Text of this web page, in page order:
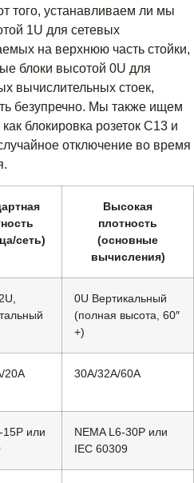
того, устанавливаем ли мы
1U для сетевых
на верхнюю часть стойки,
блоки высотой 0U для
вычислительных стоек,
безупречно. Мы также ищем
блокировка розеток C13 и
отключение во время
сеть)
Высокая
плотность
(основные
вычисления)
0U Вертикальный
(полная высота, 60″
+)
20А 30А/32А/60А
15P или
NEMA L6-30P или
IEC 60309